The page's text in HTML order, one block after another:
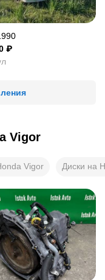
₽
Vigor
Vigor Диски на